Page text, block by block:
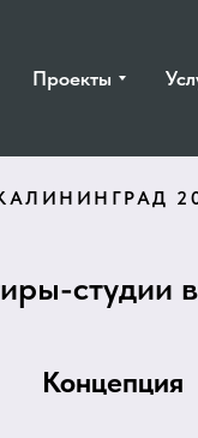
Проекты
студии
Концепция